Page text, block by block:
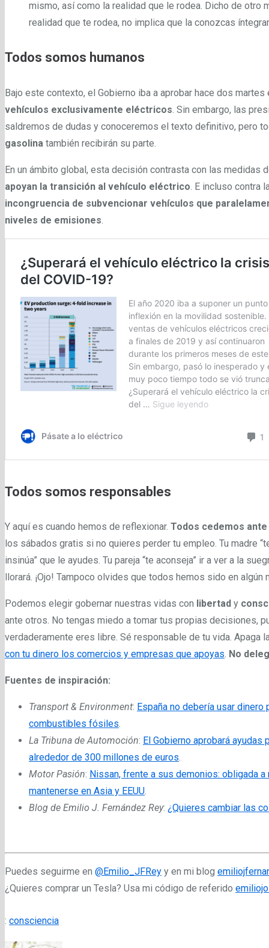
mismo, así como la realidad que le rodea. Dicho de otro
realidad que te rodea, no implica que la conozcas
Todos somos humanos
Bajo este contexto, el Gobierno iba a aprobar hace dos
vehículos exclusivamente eléctricos . Sin embargo, las
saldremos de dudas y conoceremos el texto definitivo, pero
gasolina también recibirán su parte.
En un ámbito global, esta decisión contrasta con las medidas
apoyan la transición al vehículo eléctrico . E incluso contra
incongruencia de subvencionar vehículos que
niveles de emisiones
Todos somos responsables
Y aquí es cuando hemos de reflexionar. Todos cedemos
los sábados gratis si no quieres perder tu empleo. Tu madre
insinúa” que le ayudes. Tu pareja “te aconseja” ir a ver a la
llorará. ¡Ojo! Tampoco olvides que todos hemos sido en
Podemos elegir gobernar nuestras vidas con libertad y
ante otros. No tengas miedo a tomar tus propias decisiones,
verdaderamente eres libre. Sé responsable de tu vida.
con tu dinero los comercios y empresas que apoyas. No
Fuentes de inspiración:
Transport & Environment: España no debería usar
combustibles fósiles.
La Tribuna de Automoción: El Gobierno aprobará ayudas
alrededor de 300 millones de euros.
Motor Pasión: Nissan, frente a sus demonios: obligada
mantenerse en Asia y EEUU.
Blog de Emilio J. Fernández Rey: ¿Quieres cambiar las
Puedes seguirme en @Emilio_JFRey y en mi blog
¿Quieres comprar un Tesla? Usa mi código de referido
: consciencia